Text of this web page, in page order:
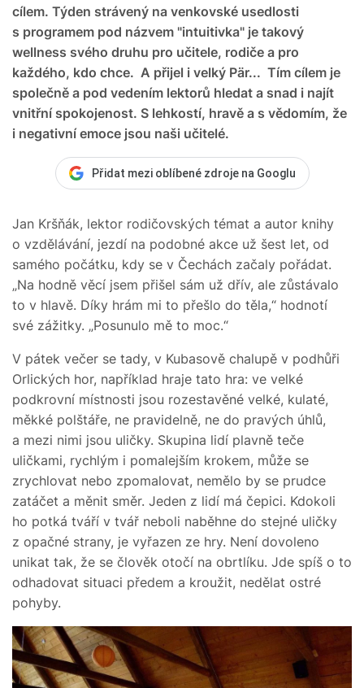
cílem. Týden strávený na venkovské usedlosti
s programem pod názvem "intuitivka" je takový
wellness svého druhu pro učitele, rodiče a pro
každého, kdo chce. A přijel i velký Pär... Tím cílem je
společně a pod vedením lektorů hledat a snad i najít
vnitřní spokojenost. S lehkostí, hravě a s vědomím, že
i negativní emoce jsou naši učitelé.
Přidat mezi oblíbené zdroje na Googlu
Jan Kršňák, lektor rodičovských témat a autor knihy
o vzdělávání, jezdí na podobné akce už šest let, od
samého počátku, kdy se v Čechách začaly pořádat.
„Na hodně věcí jsem přišel sám už dřív, ale zůstávalo
to v hlavě. Díky hrám mi to přešlo do těla,“ hodnotí
své zážitky. „Posunulo mě to moc.“
V pátek večer se tady, v Kubasově chalupě v podhůři
Orlických hor, například hraje tato hra: ve velké
podkrovní místnosti jsou rozestavěné velké, kulaté,
měkké polštáře, ne pravidelně, ne do pravých úhlů,
a mezi nimi jsou uličky. Skupina lidí plavně teče
uličkami, rychlým i pomalejším krokem, může se
zrychlovat nebo zpomalovat, nemělo by se prudce
zatáčet a měnit směr. Jeden z lidí má čepici. Kdokoli
ho potká tváří v tvář neboli naběhne do stejné uličky
z opačné strany, je vyřazen ze hry. Není dovoleno
unikat tak, že se člověk otočí na obrtlíku. Jde spíš o to
odhadovat situaci předem a kroužit, nedělat ostré
pohyby.